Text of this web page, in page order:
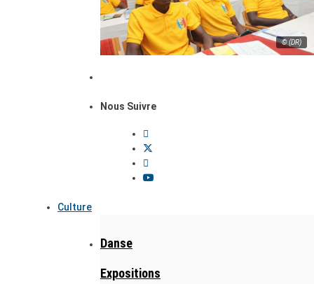
© (DR)
Nous Suivre
Culture
Danse
Expositions